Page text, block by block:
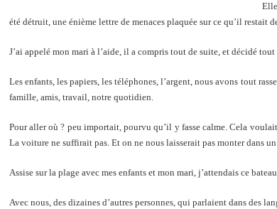
été détruit, une énième lettre de menaces plaquée sur ce qu’il restait
J’ai appelé mon mari à l’aide, il a compris tout de suite, et décidé
Les enfants, les papiers, les téléphones, l’argent, nous avons tout
famille, amis, travail, notre quotidien.
Pour aller où ? peu importait, pourvu qu’il y fasse calme. Cela
La voiture ne suffirait pas. Et on ne nous laisserait pas monter dans
Assise sur la plage avec mes enfants et mon mari, j’attendais ce
Avec nous, des dizaines d’autres personnes, qui parlaient dans des